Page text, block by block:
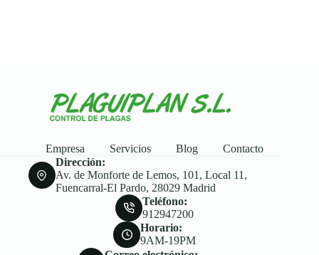
Empresa Servicios Blog
Contacto
Dirección:
Av. de Monforte de Lemos, 101, Local 11,
Fuencarral-El Pardo, 28029 Madrid
Teléfono:
912947200
Horario:
9AM-19PM